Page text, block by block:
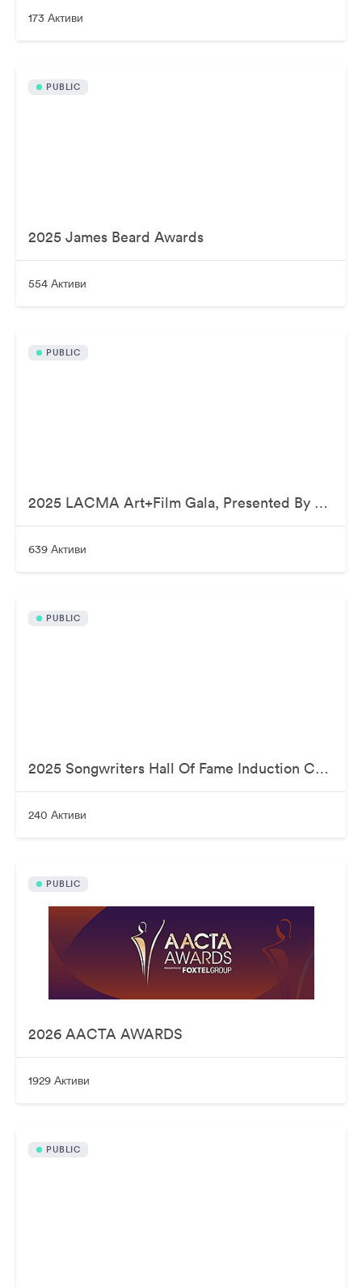
173 Активи
PUBLIC
2025 James Beard Awards
554 Активи
PUBLIC
2025 LACMA Art+Film Gala, Presented By Gucci
639 Активи
PUBLIC
2025 Songwriters Hall Of Fame Induction Ceremony
240 Активи
PUBLIC
2026 AACTA AWARDS
1929 Активи
PUBLIC